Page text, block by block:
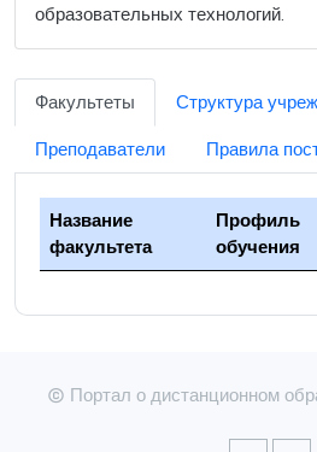
образовательных технологий.
Факультеты
Структура
Преподаватели
Правила
Название
факультета
Профиль
обучения
Портал о дистанционном